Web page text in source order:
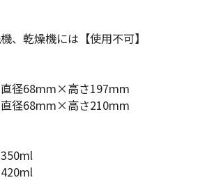
、乾燥機には【使用不可】
直径68mm×高さ197mm
直径68mm×高さ210mm